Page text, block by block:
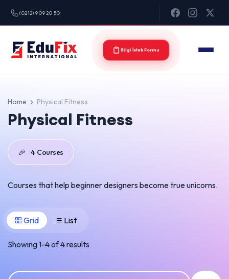
(0212) 909 20 50
Bilgi İstek Formu
Home Physical Fitness
Physical Fitness
🎉 4 Courses
Courses that help beginner designers become true unicorns.
Grid List
Showing1-4of4results